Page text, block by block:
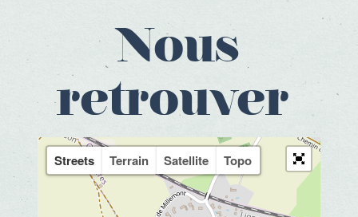
Nous
retrouver
Streets Terrain Satellite Topo